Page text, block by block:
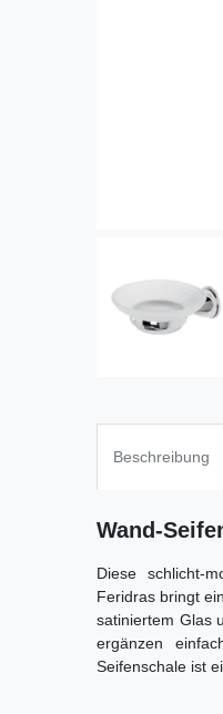
Beschreibung
Wand-
Diese schlicht-
Feridras bringt
satiniertem Glas
ergänzen
Seifenschale ist